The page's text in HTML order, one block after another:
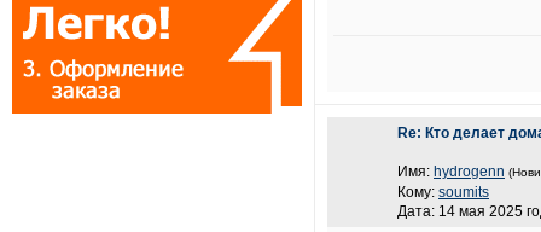
Re: Кто делает
Имя: hydrogenn
Кому: soumits
Дата: 14 мая 2025